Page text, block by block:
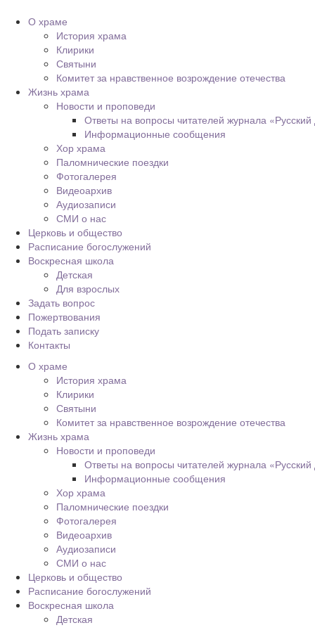
О храме
История храма
Клирики
Святыни
Комитет за нравственное возрождение отечества
Жизнь храма
Новости и проповеди
Ответы на вопросы читателей журнала
Информационные сообщения
Хор храма
Паломнические поездки
Фотогалерея
Видеоархив
Аудиозаписи
СМИ о нас
Церковь и общество
Расписание богослужений
Воскресная школа
Детская
Для взрослых
Задать вопрос
Пожертвования
Подать записку
Контакты
О храме
История храма
Клирики
Святыни
Комитет за нравственное возрождение отечества
Жизнь храма
Новости и проповеди
Ответы на вопросы читателей журнала
Информационные сообщения
Хор храма
Паломнические поездки
Фотогалерея
Видеоархив
Аудиозаписи
СМИ о нас
Церковь и общество
Расписание богослужений
Воскресная школа
Детская